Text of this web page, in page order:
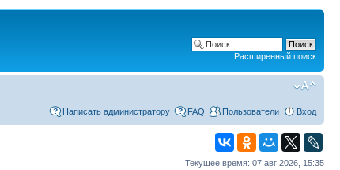
Расширенный поиск
Написать администратору FAQ Пользователи Вход
Текущее время: 07 авг 2026, 15:35